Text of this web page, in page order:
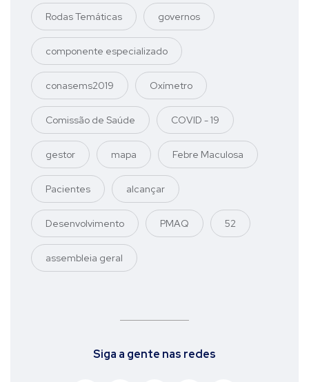
Rodas Temáticas governos
componente especializado
conasems2019 Oxímetro
Comissão de Saúde COVID - 19
gestor mapa Febre Maculosa
Pacientes alcançar
Desenvolvimento PMAQ 52
assembleia geral
Siga a gente nas redes